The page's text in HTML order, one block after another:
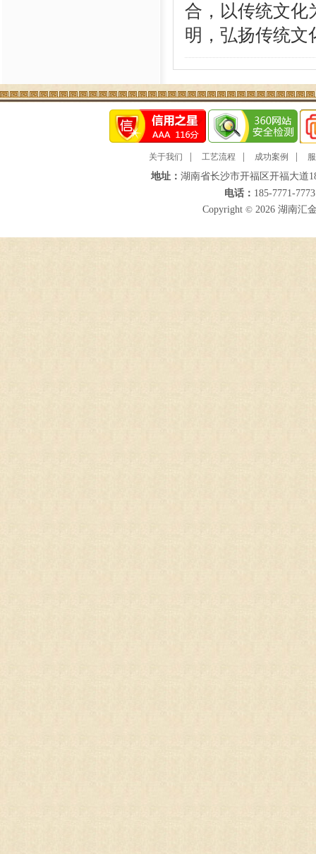
合，以传统文化
明，弘扬传统文
关于我们 工艺流程 成功案例
地址：湖南省长沙市开福区开福大道
电话： 185-7771-
Copyright © 2026 湖南汇